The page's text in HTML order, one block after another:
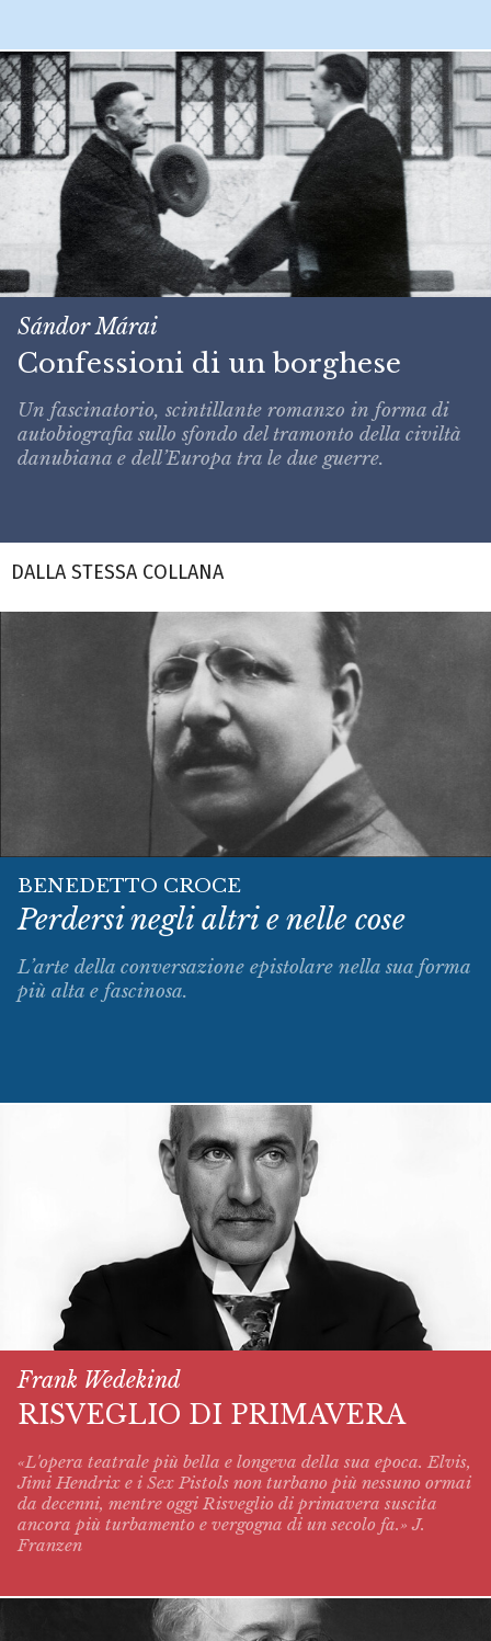
Sándor Márai
Confessioni di un borghese
Un fascinatorio, scintillante romanzo in forma di
autobiografia sullo sfondo del tramonto della civiltà
danubiana e dell’Europa tra le due guerre.
DALLA STESSA COLLANA
BENEDETTO CROCE
Perdersi negli altri e nelle cose
L’arte della conversazione epistolare nella sua forma
più alta e fascinosa.
Frank Wedekind
RISVEGLIO DI PRIMAVERA
«L'opera teatrale più bella e longeva della sua epoca. Elvis,
Jimi Hendrix e i Sex Pistols non turbano più nessuno ormai
da decenni, mentre oggi Risveglio di primavera suscita
ancora più turbamento e vergogna di un secolo fa.» J.
Franzen